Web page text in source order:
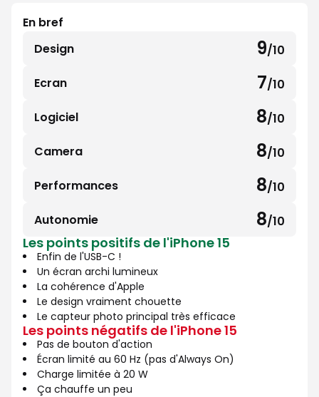
En bref
Design
9/10
9
10
Ecran 7/10
7
10
Logiciel 8/10
8
10
Camera 8/10
8
10
Performances 8/10
8
10
Autonomie 8/10
8
sur
10
Les points positifs de l'iPhone 15
Enfin de l'USB-C !
Un écran archi lumineux
La cohérence d'Apple
Le design vraiment chouette
Le capteur photo principal très efficace
Les points négatifs de l'iPhone 15
Pas de bouton d'action
Écran limité au 60 Hz (pas d'Always On)
Charge limitée à 20 W
Ça chauffe un peu